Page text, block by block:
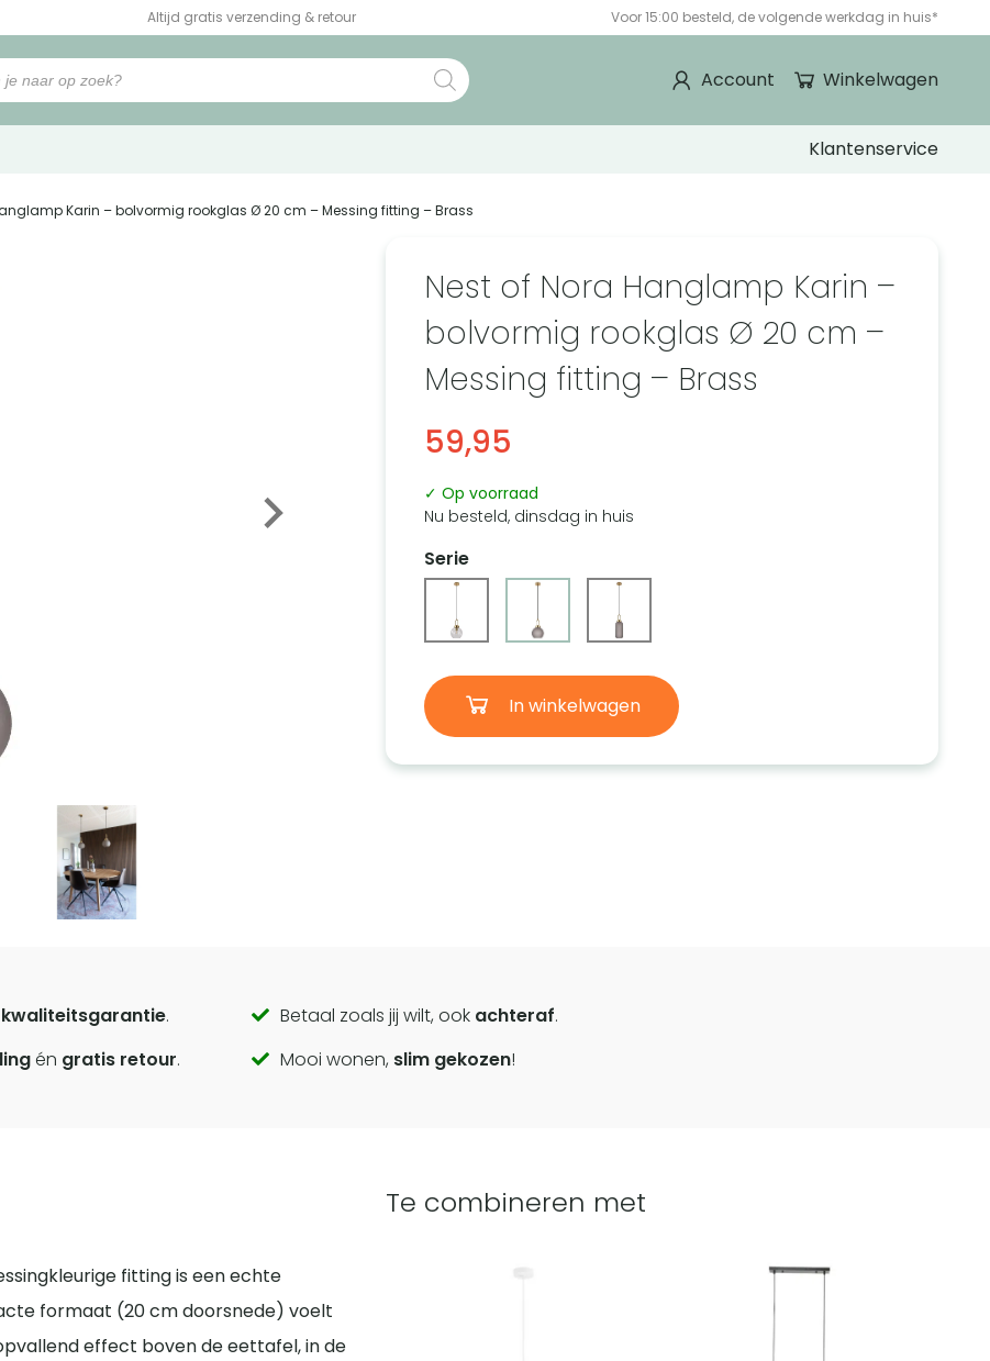
Altijd gratis verzending & retour Voor 15:00 besteld, de volgende werkdag in huis*
Winkelwagen
Account
Klantenservice
Karin – bolvormig rookglas Ø 20 cm – Messing fitting – Brass
Nest of Nora Hanglamp Karin –
bolvormig rookglas Ø 20 cm –
Messing fitting – Brass
59,95
✓ Op voorraad
Nu besteld, dinsdag in huis
Serie
In winkelwagen
kwaliteitsgarantie. Betaal zoals jij wilt, ook achteraf.
én gratis retour. Mooi wonen, slim gekozen!
fitting is een echte
formaat (20 cm doorsnede) voelt
effect boven de eettafel, in de
Te combineren met